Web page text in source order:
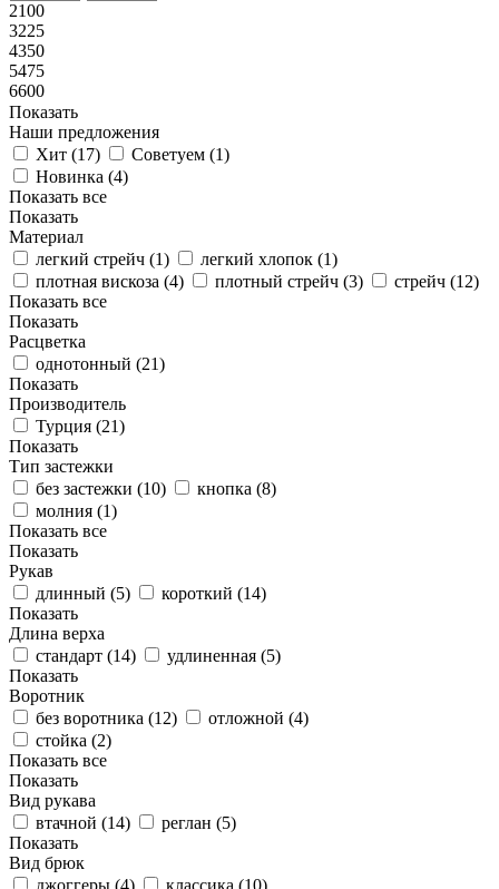
2100
3225
4350
5475
6600
Показать
Наши предложения
Хит (17) Советуем (1)
Новинка (4)
Показать все
Показать
Материал
легкий стрейч (1) легкий хлопок (1)
плотная вискоза (4) плотный стрейч (3) стрейч (12)
Показать все
Показать
Расцветка
однотонный (21)
Показать
Производитель
Турция (21)
Показать
Тип застежки
без застежки (10) кнопка (8)
молния (1)
Показать все
Показать
Рукав
длинный (5) короткий (14)
Показать
Длина верха
стандарт (14) удлиненная (5)
Показать
Воротник
без воротника (12) отложной (4)
стойка (2)
Показать все
Показать
Вид рукава
втачной (14) реглан (5)
Показать
Вид брюк
джоггеры (4) классика (10)